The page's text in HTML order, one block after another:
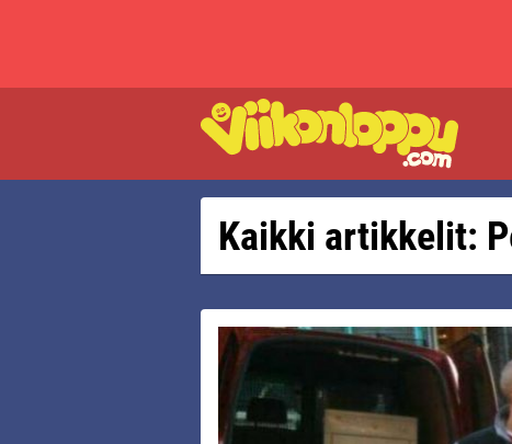
Kaikki artikkelit: